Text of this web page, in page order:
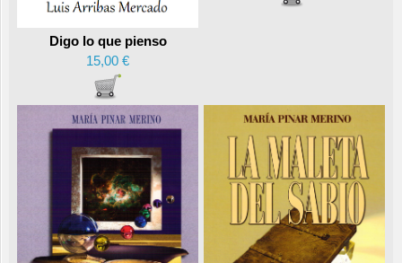
Digo lo que pienso
15,00 €